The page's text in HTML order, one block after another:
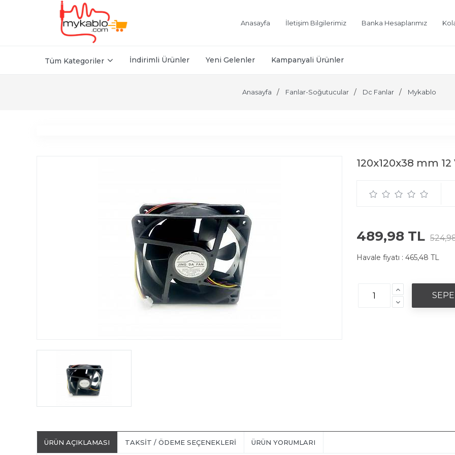
Anasayfa İletişim Bilgilerimiz Banka Hesaplarımız
Tüm Kategoriler İndirimli Ürünler Yeni Gelenler Kampanyali Ürünler
Anasayfa Fanlar-Soğutucular Dc Fanlar Mykablo
120x120x38 mm
489,98 TL
Havale fiyatı : 465,48 TL
ÜRÜN AÇIKLAMASI TAKSIT / ÖDEME SEÇENEKLERI ÜRÜN YORUMLARI